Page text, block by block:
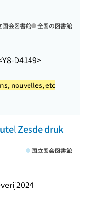
D4149>
国会図書館 全国の図書館
nouvelles, etc
Zesde druk
2024
国立国会図書館